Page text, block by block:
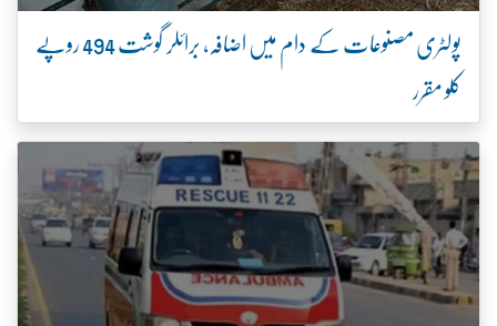
پولٹری مصنوعات کے دام میں اضافہ، برائلر گوشت 494 روپے
کلو مقرر